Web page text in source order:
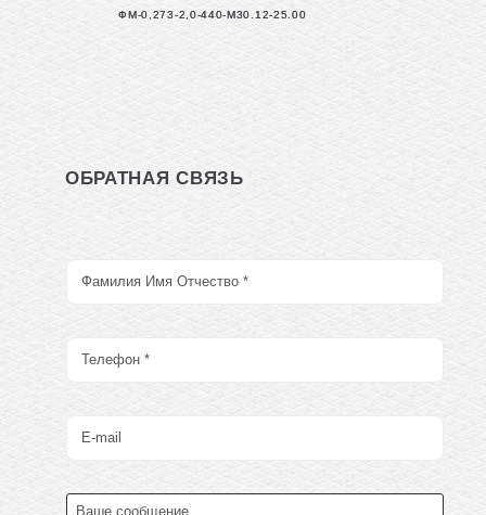
ФМ-0,273-2,0-440-М30.12-25.00
ОБРАТНАЯ СВЯЗЬ